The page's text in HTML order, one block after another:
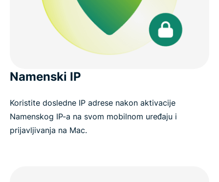
Namenski IP
Koristite dosledne IP adrese nakon aktivacije
Namenskog IP-a na svom mobilnom uređaju i
prijavljivanja na Mac.